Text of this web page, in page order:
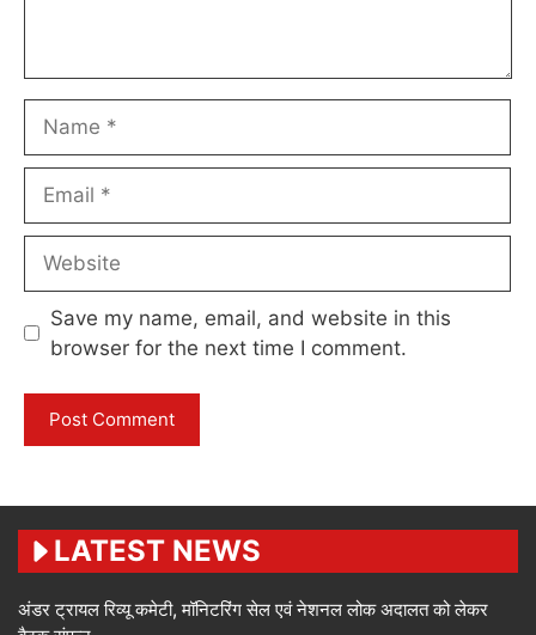
Save my name, email, and website in this
browser for the next time I comment.
LATEST NEWS
अंडर ट्रायल रिव्यू कमेटी, मॉनिटरिंग सेल एवं नेशनल लोक अदालत को लेकर